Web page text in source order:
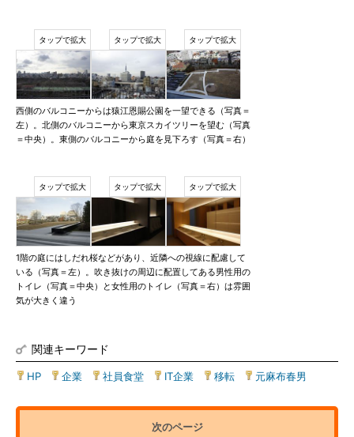
西側のバルコニーからは猿江恩賜公園を一望できる（写真＝
左）。北側のバルコニーから東京スカイツリーを望む（写真
＝中央）。東側のバルコニーから庭を見下ろす（写真＝右）
1階の庭にはしだれ桜などがあり、近隣への視線に配慮して
いる（写真＝左）。吹き抜けの周辺に配置してある男性用の
トイレ（写真＝中央）と女性用のトイレ（写真＝右）は雰囲
気が大きく違う
関連キーワード
HP 企業 社員食堂 IT企業 移転 元麻布春男